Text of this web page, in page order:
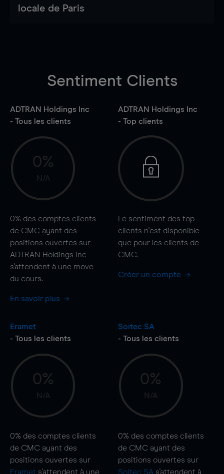
locale de Paris
Sentiment Clients
ADTRAN Holdings Inc
- Tous les clients
0%
N/A
0% des comptes clients
de CMC ayant des
positions ouvertes sur
ADTRAN Holdings Inc
s'attendent à une move
du cours.
En savoir plus
ADTRAN Holdings Inc
- Top clients
Le sentiment des top
clients n'est disponible
que pour les clients de
CMC.
Créer un compte
Eramet
- Tous les clients
0%
N/A
0% des comptes clients
de CMC ayant des
positions ouvertes sur
Eramet s'attendent à une
Soitec SA
- Tous les clients
0%
N/A
0% des comptes clients
de CMC ayant des
positions ouvertes sur
Soitec SA s'attendent à